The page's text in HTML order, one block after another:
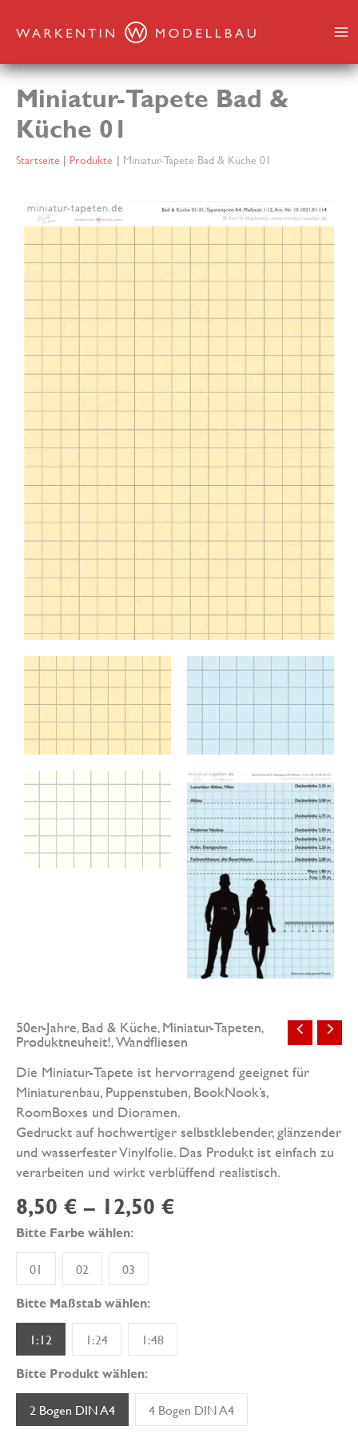
Inhalt
Miniatur-Tapete Bad &
Küche 01
Startseite Produkte Miniatur-Tapete Bad & Küche 01
50er-Jahre, Bad & Küche, Miniatur-Tapeten,
Produktneuheit!,Wandfliesen
Die Miniatur-Tapete ist hervorragend geeignet für
Miniaturenbau, Puppenstuben, BookNook’s,
RoomBoxes und Dioramen.
Gedruckt auf hochwertiger selbstklebender, glänzender
und wasserfester Vinylfolie. Das Produkt ist einfach zu
verarbeiten und wirkt verblüffend realistisch.
8,50 € – 12,50 €
Bitte Farbe wählen:
01 02 03
Bitte Maßstab wählen:
1:12 1:24 1:48
Bitte Produkt wählen:
2 Bogen DIN A4 4 Bogen DIN A4